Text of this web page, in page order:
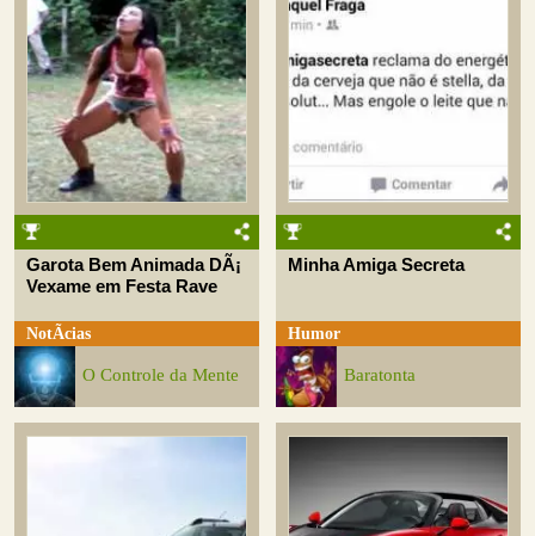
Garota Bem Animada DÃ¡
Vexame em Festa Rave
NotÃ­cias
O Controle da Mente
Minha Amiga Secreta
Humor
Baratonta